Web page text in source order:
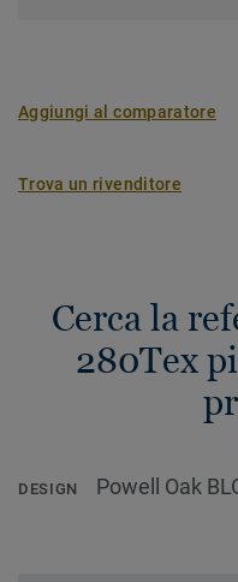
Aggiungi al comparatore
Trova un rivenditore
Cerca la
280Tex
DESIGN Powell Oak